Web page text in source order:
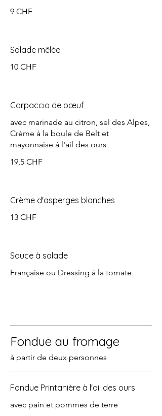
9 CHF
Salade mêlée
10 CHF
Carpaccio de bœuf
avec marinade au citron, sel des Alpes,
Crème à la boule de Belt et
mayonnaise à l'ail des ours
19,5 CHF
Crème d'asperges blanches
13 CHF
Sauce à salade
Française ou Dressing à la tomate
Fondue au fromage
à partir de deux personnes
Fondue Printanière à l'ail des ours
avec pain et pommes de terre